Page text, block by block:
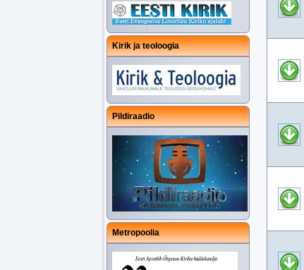
Kirik ja teoloogia
Pildiraadio
Metropoolia